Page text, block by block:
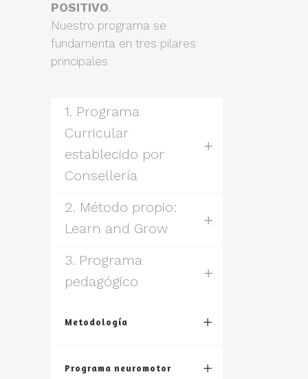
POSITIVO.
Nuestro programa se
fundamenta en tres pilares
principales
1. Programa
Curricular
establecido por
Consellería
2. Método propio:
Learn and Grow
3. Programa
pedagógico
Metodología
Programa neuromotor